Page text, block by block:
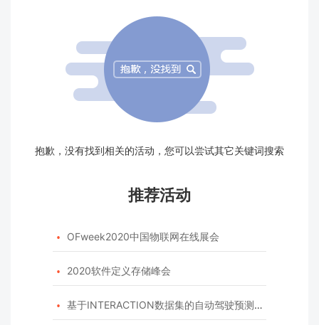
抱歉，没有找到相关的活动，您可以尝试其它关键词搜索
推荐活动
 OFweek2020中国物联网在线展会
 2020软件定义存储峰会
 基于INTERACTION数据集的自动驾驶预测模型挑战赛